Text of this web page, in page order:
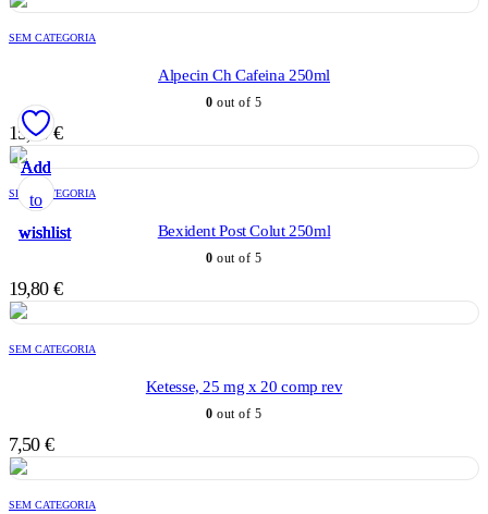
Add
to
wishlist
SEM CATEGORIA
Alpecin Ch Cafeina 250ml
0 out of 5
15,20€
Add
to
wishlist
SEM CATEGORIA
Bexident Post Colut 250ml
0 out of 5
19,80 €
Add
to
wishlist
SEM CATEGORIA
Ketesse, 25 mg x 20 comp rev
0 out of 5
7,50 €
Add
to
wishlist
SEM CATEGORIA
Add
to
wishlist